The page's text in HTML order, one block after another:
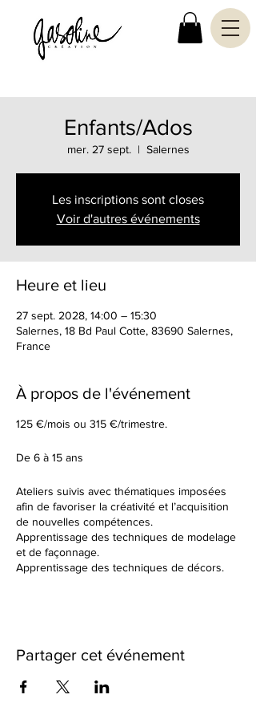
Enfants/Ados
mer. 27 sept.
  |
Salernes
Les inscriptions sont closes
Voir d'autres événements
Heure et lieu
27 sept. 2028, 14:00 – 15:30
Salernes, 18 Bd Paul Cotte, 83690 Salernes,
France
À propos de l'événement
125 €/mois ou 315 €/trimestre.
De 6 à 15 ans
Ateliers suivis avec thématiques imposées
afin de favoriser la créativité et l’acquisition
de nouvelles compétences.
Apprentissage des techniques de modelage
et de façonnage.
Apprentissage des techniques de décors.
différente à chaque fois. Nous observerons
cuissons et des différents travails de
Partager cet événement